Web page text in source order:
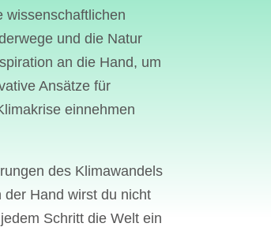
gebaut
Bau von
sensible
von
von
anderen
wissenschaftlichen
und die Natur
an die Hand, um
Ansätze für
einnehmen
des Klimawandels
der Hand wirst du nicht
Schritt die Welt ein